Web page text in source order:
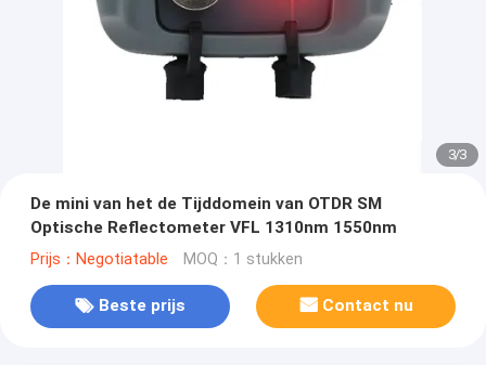
3/3
De mini van het de Tijddomein van OTDR SM
Optische Reflectometer VFL 1310nm 1550nm
Prijs：Negotiatable MOQ：1 stukken
Beste prijs Contact nu